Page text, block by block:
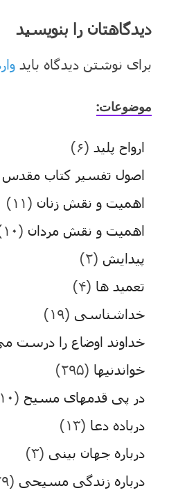
دیدگاهتان را بنویسید
برای نوشتن دیدگاه باید
موضوعات:
ارواح پلید (۶)
اصول تفسیر کتاب مقدس
اهمیت و نقش زنان (۱۱)
اهمیت و نقش مردان (۱۰)
پیدایش (۲)
تعمید ها (۴)
خداشناسی (۱۹)
خداوند اوضاع را درست
خواندنیها (۲۹۵)
در پی قدمهای مسیح (۱۰)
درباده دعا (۱۳)
درباره جهان بینی (۳)
درباره زندگی مسیحی (۲۹)